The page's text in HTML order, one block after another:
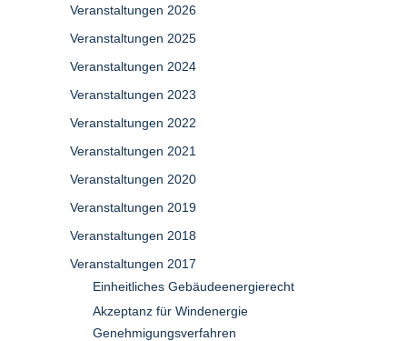
Veranstaltungen 2026
Veranstaltungen 2025
Veranstaltungen 2024
Veranstaltungen 2023
Veranstaltungen 2022
Veranstaltungen 2021
Veranstaltungen 2020
Veranstaltungen 2019
Veranstaltungen 2018
Veranstaltungen 2017
Einheitliches Gebäudeenergierecht
Akzeptanz für Windenergie
Genehmigungsverfahren